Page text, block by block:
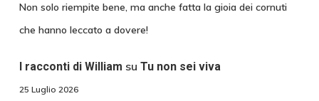
Non solo riempite bene, ma anche fatta la gioia dei cornuti
che hanno leccato a dovere!
I racconti di William su Tu non sei viva
25 Luglio 2026